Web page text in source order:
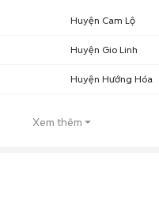
Huyện Cam Lộ
Huyện Gio Linh
Huyện Hướng Hóa
Xem thêm